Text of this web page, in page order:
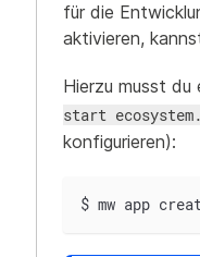
für die
aktivieren,
Hierzu musst du
start
konfigurieren):
$ mw app